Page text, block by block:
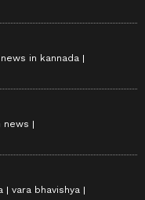
in kannada
news
vara bhavishya